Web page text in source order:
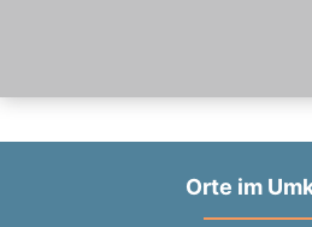
Orte im